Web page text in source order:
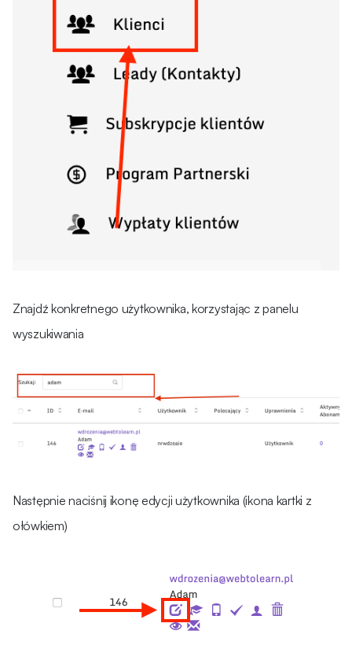
Znajdź konkretnego użytkownika, korzystając z panelu
wyszukiwania
Następnie naciśnij ikonę edycji użytkownika (ikona kartki z
ołówkiem)